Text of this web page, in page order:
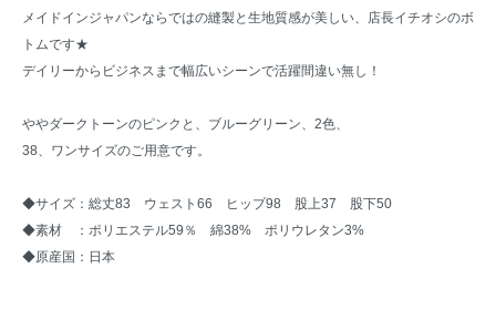
メイドインジャパンならではの縫製と生地質感が美しい、店長イチオシのボ
トムです★
デイリーからビジネスまで幅広いシーンで活躍間違い無し！
ややダークトーンのピンクと、ブルーグリーン、2色、
38、ワンサイズのご用意です。
◆サイズ：総丈83 ウェスト66 ヒップ98 股上37 股下50
◆素材 ：ポリエステル59％ 綿38% ポリウレタン3%
◆原産国：日本